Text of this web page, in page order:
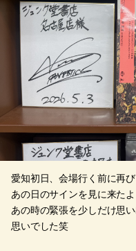
愛知初日、会場行く前に再
あの日のサインを見に来たよ
あの時の緊張を少しだけ思
思いでした笑